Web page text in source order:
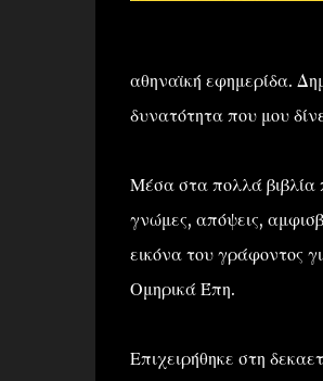
αθηναϊκή εφημερίδα.
δυνατότητα που μου
Μέσα στα πολλά βιβλία
γνώμες, απόψεις,
εικόνα του γράφοντος
Ομηρικά Έπη.
Επιχειρήθηκε στη